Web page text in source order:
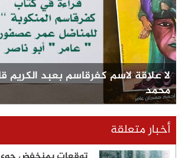
لا علاقة لاسم كفرقاسم بعبد الكريم
محمد
أخبار متعلقة